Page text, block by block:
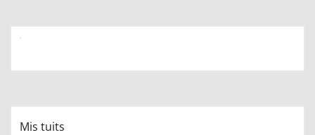
Mis tuits